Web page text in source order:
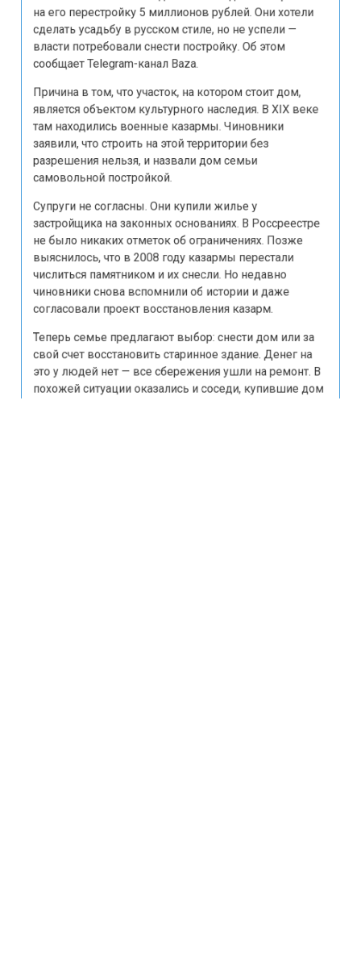
сделать усадьбу в русском стиле, но не успели —
власти потребовали снести постройку. Об этом
сообщает Telegram-канал Baza.
является объектом культурного наследия. В XIX веке
там находились военные казармы. Чиновники
заявили, что строить на этой территории без
разрешения нельзя, и назвали дом семьи
самовольной постройкой.
Супруги не согласны. Они купили жилье у
застройщика на законных основаниях. В Россреестре
не было никаких отметок об ограничениях. Позже
выяснилось, что в 2008 году казармы перестали
числиться памятником и их снесли. Но недавно
чиновники снова вспомнили об истории и даже
Теперь семье предлагают выбор: снести дом или за
свой счет восстановить старинное здание. Денег на
это у людей нет — все сбережения ушли на ремонт. В